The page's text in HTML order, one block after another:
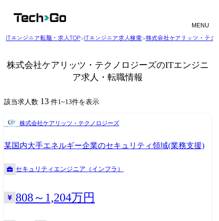
MENU
ITエンジニア転職・求人TOP>ITエンジニア求人検索>株式会社ケアリッツ・テク
株式会社ケアリッツ・テクノロジーズのITエンジニ
ア求人・転職情報
該当求人数 13 件1~13件を表示
株式会社ケアリッツ・テクノロジーズ
某国内大手エネルギー企業のセキュリティ領域(業務支援)
セキュリティエンジニア（インフラ）
808～1,204万円